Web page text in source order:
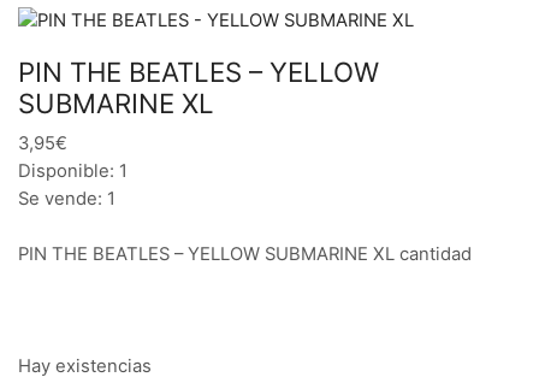
PIN THE BEATLES – YELLOW
SUBMARINE XL
3,95€
Disponible: 1
Se vende: 1
PIN THE BEATLES – YELLOW SUBMARINE XL cantidad
Hay existencias